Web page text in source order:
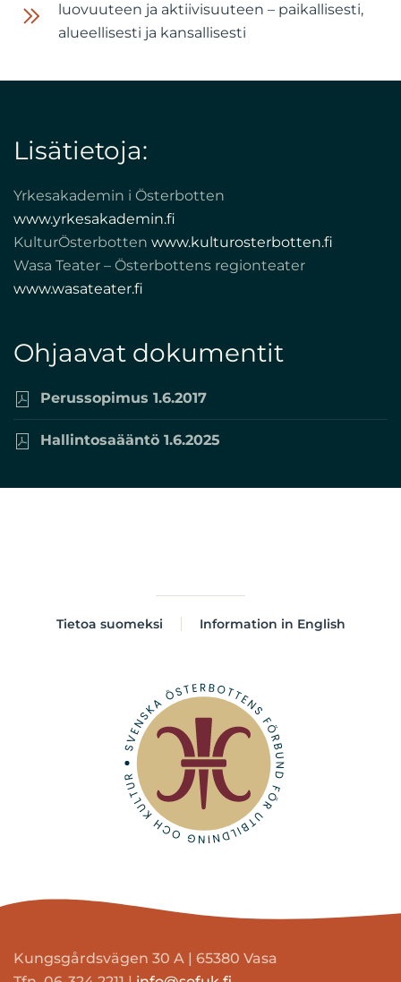
luovuuteen ja aktiivisuuteen – paikallisesti,
alueellisesti ja kansallisesti
Lisätietoja:
Yrkesakademin i Österbotten
www.yrkesakademin.fi
KulturÖsterbotten www.kulturosterbotten.fi
Wasa Teater – Österbottens regionteater
www.wasateater.fi
Ohjaavat dokumentit
Perussopimus 1.6.2017
Hallintosaääntö 1.6.2025
Tietoa suomeksi Information in English
Kungsgårdsvägen 30 A | 65380 Vasa